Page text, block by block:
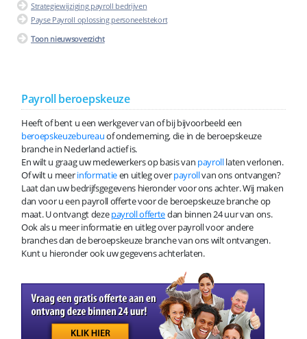
Strategiewijziging payroll bedrijven
Payse Payroll oplossing personeelstekort
Toon nieuwsoverzicht
Payroll beroepskeuze
Heeft of bent u een werkgever van of bij bijvoorbeeld een
beroepskeuzebureauof onderneming, die in de beroepskeuze
branche in Nederland actief is.
En wilt u graag uw medewerkers op basis van payrolllaten verlonen.
Of wilt u meerinformatieen uitleg overpayrollvan ons ontvangen?
Laat dan uw bedrijfsgegevens hieronder voor ons achter. Wij maken
dan voor u een payroll offerte voor de beroepskeuze branche op
maat. U ontvangt dezepayroll offertedan binnen 24 uur van ons.
Ook als u meer informatie en uitleg over payroll voor andere
branches dan de beroepskeuze branche van ons wilt ontvangen.
Kunt u hieronder ook uw gegevens achterlaten.